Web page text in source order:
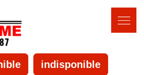
indisponible